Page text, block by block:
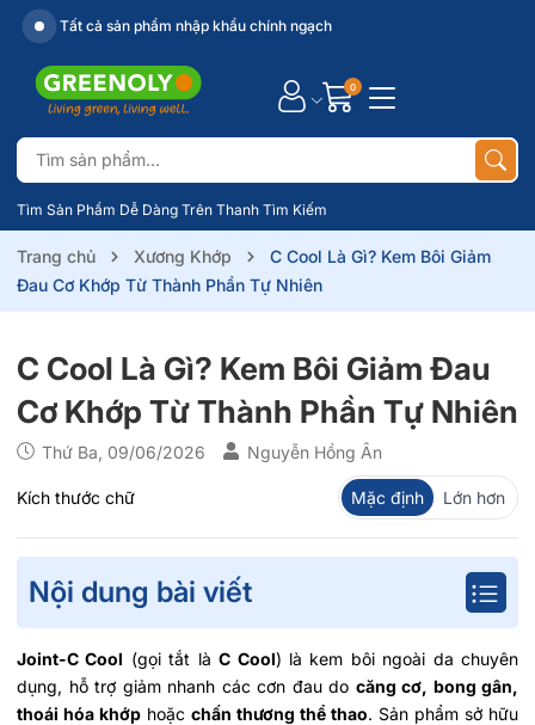
Xuất hoá đơn VAT
Tìm Sản Phẩm Dễ Dàng Trên Thanh Tìm Kiếm
0
Trang chủ Xương Khớp
C Cool Là Gì? Kem Bôi Giảm
Đau Cơ Khớp Từ Thành Phần Tự Nhiên
C Cool Là Gì? Kem Bôi Giảm Đau
Cơ Khớp Từ Thành Phần Tự Nhiên
Thứ Ba, 09/06/2026 Nguyễn Hồng Ân
Kích thước chữ Mặc định Lớn hơn
Nội dung bài viết
Joint-C Cool (gọi tắt làC Cool) là kem bôi ngoài da chuyên
dụng, hỗ trợ giảm nhanh các cơn đau do căng cơ, bong gân,
thoái hóa khớp hoặc chấn thương thể thao. Sản phẩm sở hữu